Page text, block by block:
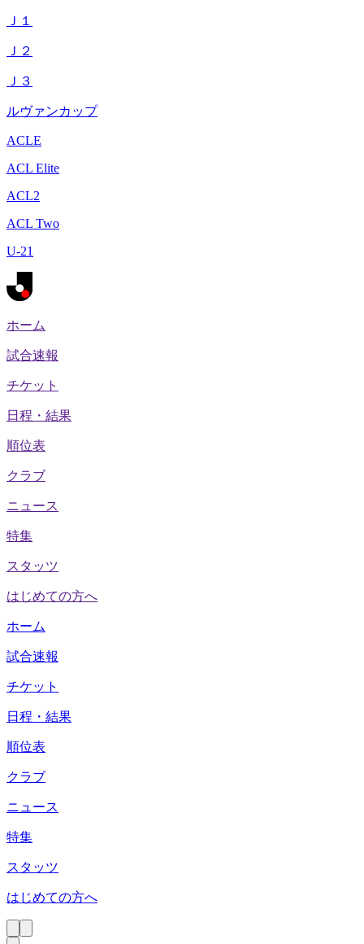
Ｊ１
Ｊ２
Ｊ３
ルヴァンカップ
ACLE
ACL Elite
ACL2
ACL Two
U-21
ホーム
試合速報
チケット
日程・結果
順位表
クラブ
ニュース
特集
スタッツ
はじめての方へ
ホーム
試合速報
チケット
日程・結果
順位表
クラブ
ニュース
特集
スタッツ
はじめての方へ